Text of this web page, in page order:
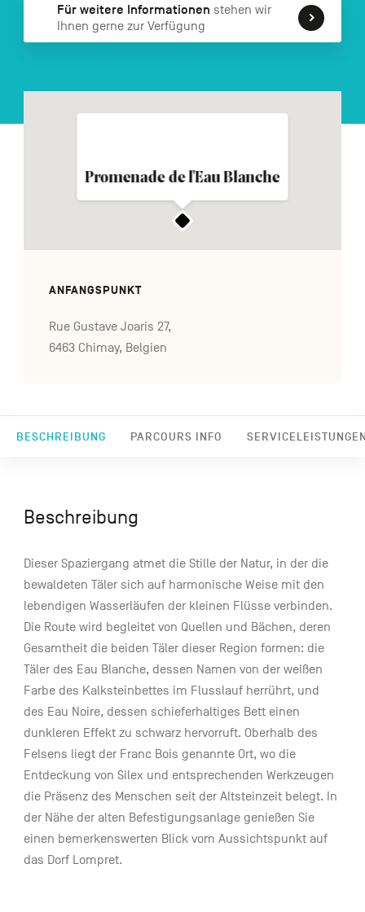
FR NL EN
Navigation
secondaire
Für weitere Informationen stehen wir
Ihnen gerne zur Verfügung
BESCHREIBUNG PARCOURS INFO
Promenade de l'Eau Blanche
ANFANGSPUNKT
Rue Gustave Joaris 27,
6463 Chimay, Belgien
Beschreibung
Dieser Spaziergang atmet die Stille der Natur, in der die
bewaldeten Täler sich auf harmonische Weise mit den
lebendigen Wasserläufen der kleinen Flüsse verbinden.
Die Route wird begleitet von Quellen und Bächen, deren
Gesamtheit die beiden Täler dieser Region formen: die
Täler des Eau Blanche, dessen Namen von der weißen
Farbe des Kalksteinbettes im Flusslauf herrührt, und
des Eau Noire, dessen schieferhaltiges Bett einen
dunkleren Effekt zu schwarz hervorruft. Oberhalb des
Felsens liegt der Franc Bois genannte Ort, wo die
Entdeckung von Silex und entsprechenden Werkzeugen
die Präsenz des Menschen seit der Altsteinzeit belegt. In
der Nähe der alten Befestigungsanlage genießen Sie
einen bemerkenswerten Blick vom Aussichtspunkt auf
das Dorf Lompret.